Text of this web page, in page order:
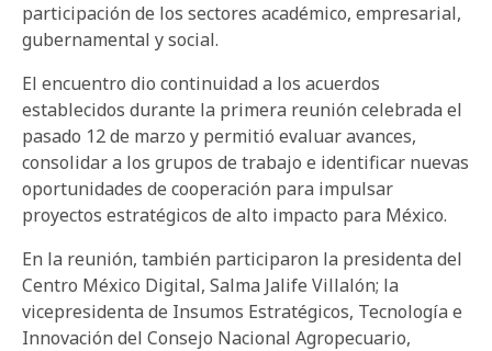
participación de los sectores académico, empresarial,
gubernamental y social.
El encuentro dio continuidad a los acuerdos
establecidos durante la primera reunión celebrada el
pasado 12 de marzo y permitió evaluar avances,
consolidar a los grupos de trabajo e identificar nuevas
oportunidades de cooperación para impulsar
proyectos estratégicos de alto impacto para México.
En la reunión, también participaron la presidenta del
Centro México Digital, Salma Jalife Villalón; la
vicepresidenta de Insumos Estratégicos, Tecnología e
Innovación del Consejo Nacional Agropecuario,